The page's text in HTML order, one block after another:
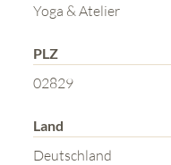
Yoga & Atelier
PLZ
02829
Land
Deutschland